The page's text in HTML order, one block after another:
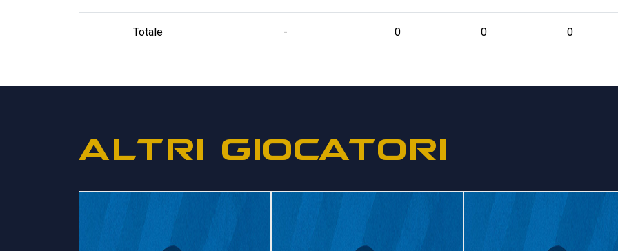
Totale - 0 0 0
ALTRI GIOCATORI